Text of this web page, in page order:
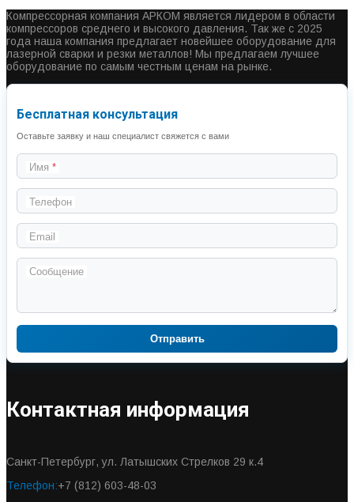
Компрессорная компания АРКОМ является лидером в области
компрессоров среднего и высокого давления. Так же с 2025
года наша компания предлагает новейшее оборудование для
лазерной сварки и резки металлов! Мы предлагаем лучшее
оборудование по самым честным ценам на рынке.
Бесплатная консультация
Оставьте заявку и наш специалист свяжется с вами
Имя
Телефон
Email
Сообщение
Отправить
Контактная информация
Санкт-Петербург, ул. Латышских Стрелков 29 к.4
Телефон:+7 (812) 603-48-03